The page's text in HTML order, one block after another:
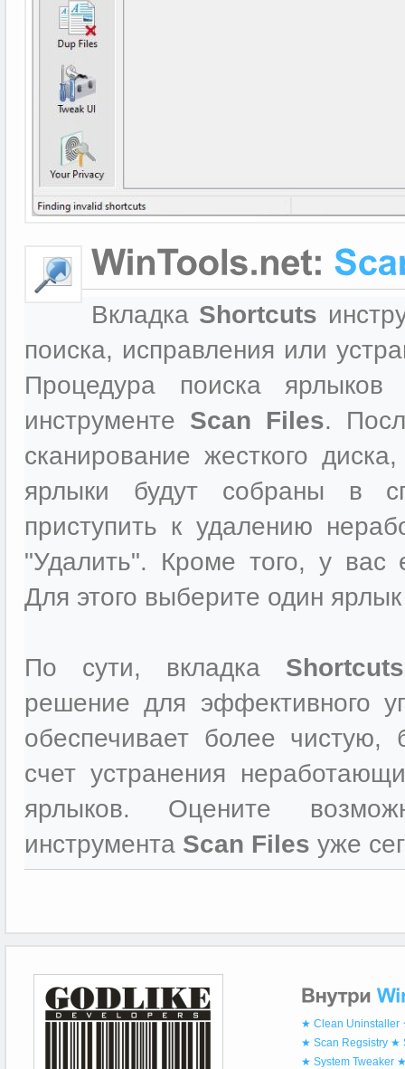
Вкладка Shortcuts
поиска, исправления или
Процедура поиска
инструменте Scan Files.
сканирование жесткого
ярлыки будут собраны в
приступить к удалению
"Удалить". Кроме того, у вас
Для этого выберите один
По сути, вкладка Shortcuts
решение для эффективного
обеспечивает более
счет устранения
ярлыков. Оцените
инструмента Scan Files уже
★ Clean Uninstaller
★ Scan Regsistry ★
★ System Tweaker